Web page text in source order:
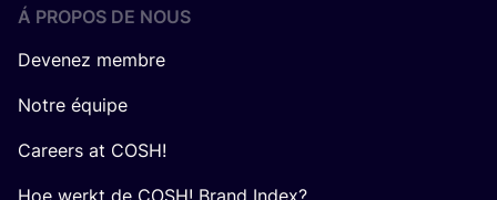
Á PROPOS DE NOUS
Devenez membre
Notre équipe
Careers at COSH!